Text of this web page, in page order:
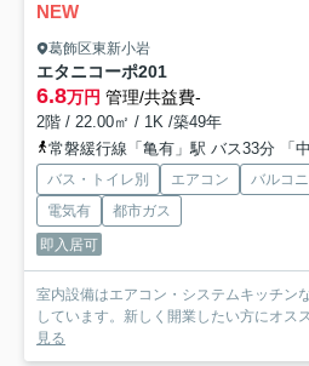
NEW
葛飾区東新小岩
エタニコーポ201
6.8万円 管理/共益費-
2階 / 22.00㎡ / 1K /築49年
常磐緩行線「亀有」駅 バス33分 「
バス・トイレ別 エアコン バルコ
電気有
都市ガス
即入居可
室内設備はエアコン・システムキッチン
しています。新しく開業したい方にオス
見る